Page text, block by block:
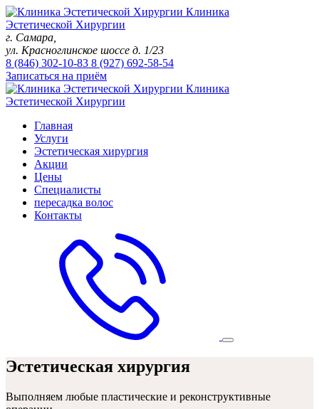
Клиника
Эстетической Хирургии
г. Самара,
ул. Красноглинское шоссе д. 1/23
8 (846) 302-10-83 8 (927) 692-58-54
Записаться на приём
Клиника
Эстетической Хирургии
Главная
Услуги
Эстетическая хирургия
Акции
Цены
Специалисты
пересадка волос
Контакты
Эстетическая хирургия
Выполняем любые пластические и реконструктивные